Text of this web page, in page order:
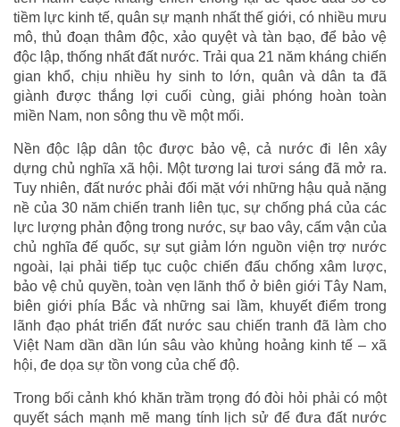
tiềm lực kinh tế, quân sự mạnh nhất thế giới, có nhiều mưu
mô, thủ đoạn thâm độc, xảo quyệt và tàn bạo, để bảo vệ
độc lập, thống nhất đất nước. Trải qua 21 năm kháng chiến
gian khổ, chịu nhiều hy sinh to lớn, quân và dân ta đã
giành được thắng lợi cuối cùng, giải phóng hoàn toàn
miền Nam, non sông thu về một mối.
Nền độc lập dân tộc được bảo vệ, cả nước đi lên xây
dựng chủ nghĩa xã hội. Một tương lai tươi sáng đã mở ra.
Tuy nhiên, đất nước phải đối mặt với những hậu quả nặng
nề của 30 năm chiến tranh liên tục, sự chống phá của các
lực lượng phản động trong nước, sự bao vây, cấm vận của
chủ nghĩa đế quốc, sự sụt giảm lớn nguồn viện trợ nước
ngoài, lại phải tiếp tục cuộc chiến đấu chống xâm lược,
bảo vệ chủ quyền, toàn vẹn lãnh thổ ở biên giới Tây Nam,
biên giới phía Bắc và những sai lầm, khuyết điểm trong
lãnh đạo phát triển đất nước sau chiến tranh đã làm cho
Việt Nam dần dần lún sâu vào khủng hoảng kinh tế – xã
hội, đe dọa sự tồn vong của chế độ.
Trong bối cảnh khó khăn trầm trọng đó đòi hỏi phải có một
quyết sách mạnh mẽ mang tính lịch sử để đưa đất nước